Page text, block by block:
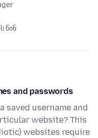
წინ
and passwords
saved username and
website? This
websites require